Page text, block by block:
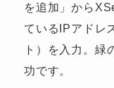
を追加」から
ているIPアドレ
ト）を入力。緑
功です。